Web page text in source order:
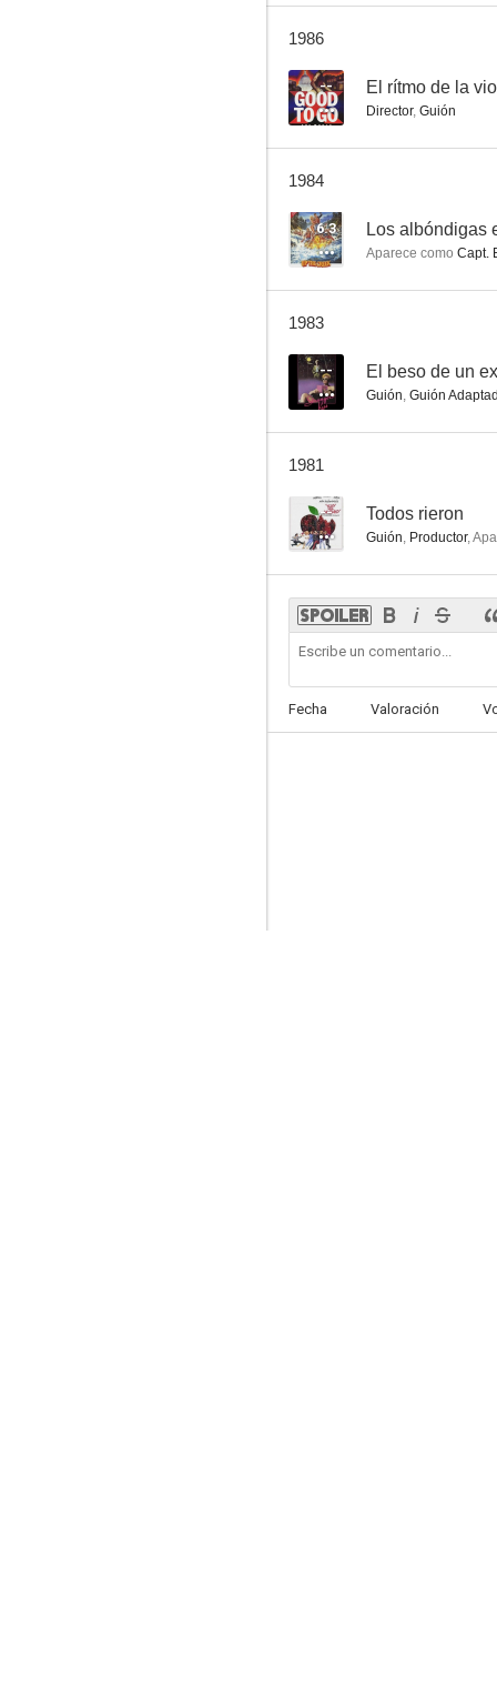
1986
-- El rítmo de la
Director, Guión
1984
6.3 Los albóndigas
Aparece como Capt.
1983
-- El beso de un
Guión, Guión
1981
-- Todos rieron
Guión, Productor,
Fecha Valoración